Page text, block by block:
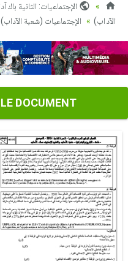
الإجتماعيات: الثانية باك
الآداب)
الإجتماعيات (شعبة الآداب) 2014 الدورة العادية - الموضوع
DOCUMENT